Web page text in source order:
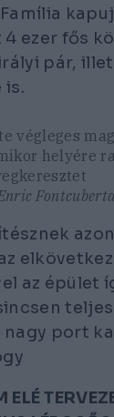
ezer fős
pár,
is.
végleges
helyére
az épület
nagy port
ELÉ